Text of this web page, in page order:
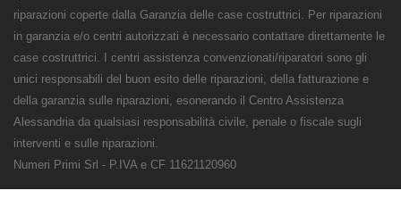
riparazioni coperte dalla Garanzia delle case costruttrici. Per riparazioni
in garanzia e/o centri autorizzati è necessario contattare direttamente le
case costruttrici. I centri assistenza convenzionati/riparatori sono gli
unici responsabili del buon esito delle riparazioni, della fatturazione e
della garanzia sulle riparazioni, esonerando il Centro Assistenza
Alessandria da qualsiasi responsabilità civile, penale o fiscale sugli
interventi e sulle riparazioni.
Numeri Primi Srl - P.IVA e CF 11621120960